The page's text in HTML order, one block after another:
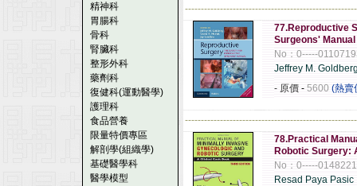
精神科
胃腸科
骨科
腎臟科
整形外科
藥劑科
復健科(運動醫學)
護理科
食品營養
限量特價專區
解剖學(組織學)
基礎醫學科
醫學模型
77.Reproductive
Surgeons' Manual
No：0-----
Jeffrey M.
- 原價 - 5600 (熱賣
78.Practical
Robotic Surgery:
No：0-----
Resad Paya Pasic